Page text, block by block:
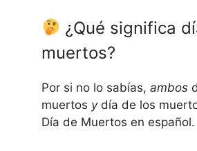
¿Qué significa
muertos?
Por si no lo sabías, ambos
muertos ydía de los
Día de Muertos en español.